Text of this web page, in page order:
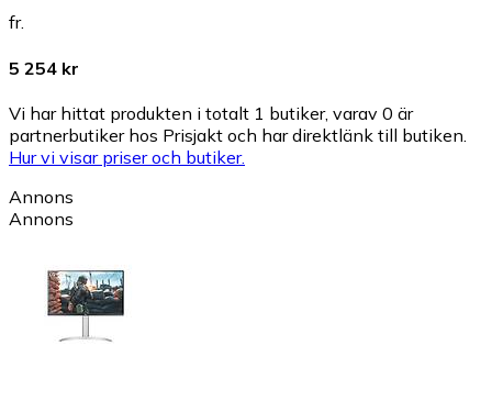
fr.
5 254 kr
Vi har hittat produkten i totalt 1 butiker, varav 0 är
partnerbutiker hos Prisjakt och har direktlänk till butiken.
Hur vi visar priser och butiker.
Annons
Annons